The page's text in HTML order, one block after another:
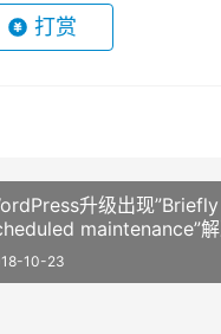
打赏
升级出现
maintenance”
10-23